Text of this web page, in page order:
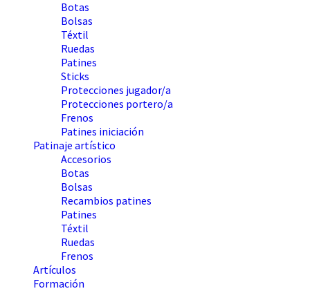
Botas
Bolsas
Téxtil
Ruedas
Patines
Sticks
Protecciones jugador/a
Protecciones portero/a
Frenos
Patines iniciación
Patinaje artístico
Accesorios
Botas
Bolsas
Recambios patines
Patines
Téxtil
Ruedas
Frenos
Artículos
Formación